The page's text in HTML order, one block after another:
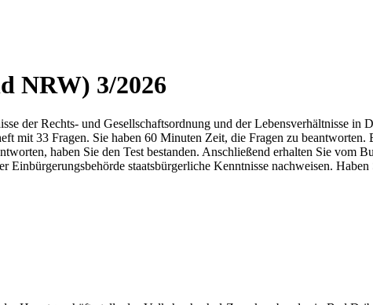
NRW) 3/2026
der Rechts- und Gesellschaftsordnung und der Lebensverhältnisse in
mit 33 Fragen. Sie haben 60 Minuten Zeit, die Fragen zu
haben Sie den Test bestanden. Anschließend erhalten Sie vom
staatsbürgerliche Kenntnisse nachweisen.